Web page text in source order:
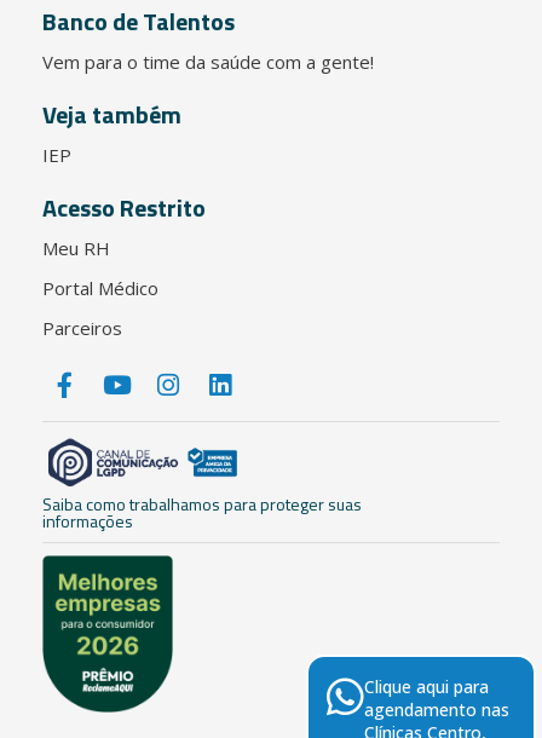
Banco de Talentos
Vem para o time da saúde com a gente!
Veja também
IEP
Acesso Restrito
Meu RH
Portal Médico
Parceiros
Saiba como trabalhamos para proteger suas
informações
Clique aqui para
agendamento nas
Clínicas Centro,